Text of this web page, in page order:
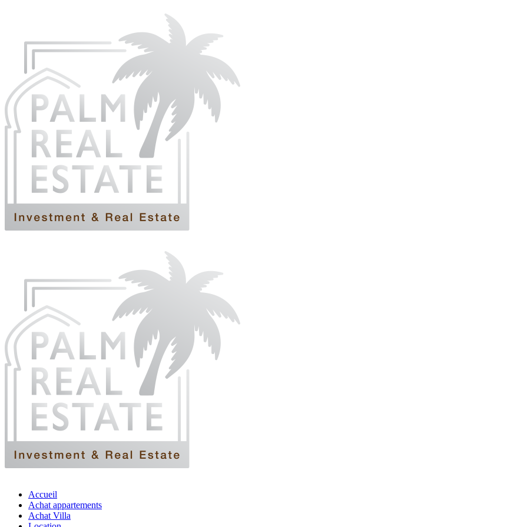
Accueil
Achat appartements
Achat Villa